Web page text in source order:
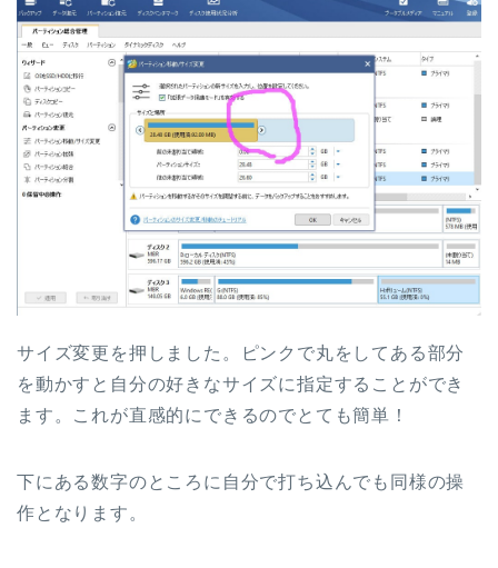
サイズ変更を押しました。ピンクで丸をしてある部分
を動かすと自分の好きなサイズに指定することができ
ます。これが直感的にできるのでとても簡単！
下にある数字のところに自分で打ち込んでも同様の操
作となります。